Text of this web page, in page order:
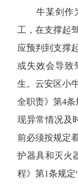
牛某剑作为
工，在支撑起
应预判到支撑
或失效会导致
生。云安区小
全职责》第4
现异常情况及
前必须按规定
护器具和灭火
程》第1条规